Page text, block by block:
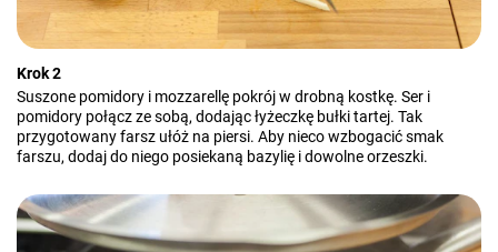
Krok 2
Suszone pomidory i mozzarellę pokrój w drobną kostkę. Ser i
pomidory połącz ze sobą, dodając łyżeczkę bułki tartej. Tak
przygotowany farsz ułóż na piersi. Aby nieco wzbogacić smak
farszu, dodaj do niego posiekaną bazylię i dowolne orzeszki.